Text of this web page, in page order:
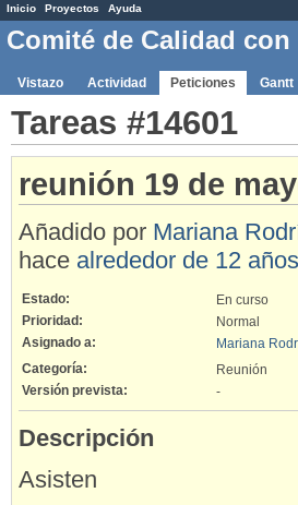
Inicio Proyectos Ayuda
Comité de Calidad con
Vistazo Actividad Peticiones Gantt
Tareas #14601
reunión 19 de
Añadido por Mariana
hace alrededor de 12 años
Estado: En curso
Prioridad:
Normal
Asignado a:
Mariana
Categoría:
Reunión
Versión prevista:
-
Descripción
Asisten